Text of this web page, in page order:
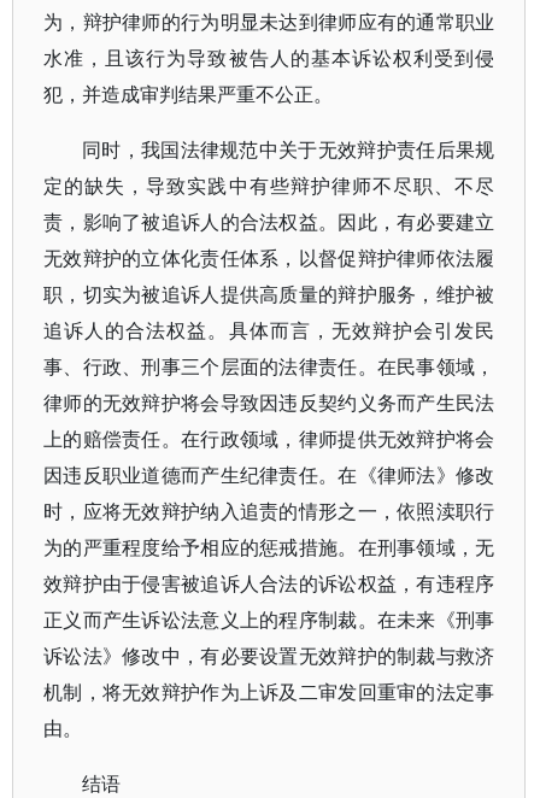
为，辩护律师的行为明显未达到律师应有的通常职业
水准，且该行为导致被告人的基本诉讼权利受到侵
犯，并造成审判结果严重不公正。
同时，我国法律规范中关于无效辩护责任后果规
定的缺失，导致实践中有些辩护律师不尽职、不尽
责，影响了被追诉人的合法权益。因此，有必要建立
无效辩护的立体化责任体系，以督促辩护律师依法履
职，切实为被追诉人提供高质量的辩护服务，维护被
追诉人的合法权益。具体而言，无效辩护会引发民
事、行政、刑事三个层面的法律责任。在民事领域，
律师的无效辩护将会导致因违反契约义务而产生民法
上的赔偿责任。在行政领域，律师提供无效辩护将会
因违反职业道德而产生纪律责任。在《律师法》修改
时，应将无效辩护纳入追责的情形之一，依照渎职行
为的严重程度给予相应的惩戒措施。在刑事领域，无
效辩护由于侵害被追诉人合法的诉讼权益，有违程序
正义而产生诉讼法意义上的程序制裁。在未来《刑事
诉讼法》修改中，有必要设置无效辩护的制裁与救济
机制，将无效辩护作为上诉及二审发回重审的法定事
由。
结语